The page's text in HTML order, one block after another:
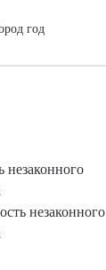
год
незаконного
незаконного